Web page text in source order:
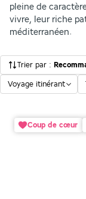
pleine de
vivre, leur riche
méditerranéen.
Trier par :
Voyage itinérant
Coup de cœur